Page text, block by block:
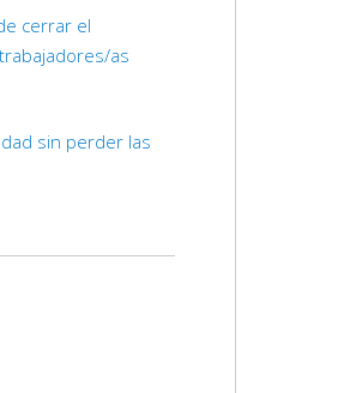
cerrar el
as
sin perder las